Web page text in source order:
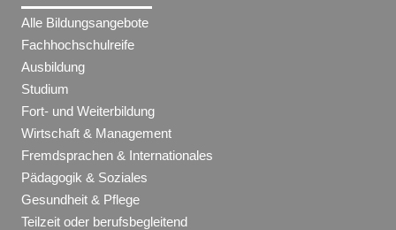
Alle Bildungsangebote
Fachhochschulreife
Ausbildung
Studium
Fort- und Weiterbildung
Wirtschaft & Management
Fremdsprachen & Internationales
Pädagogik & Soziales
Gesundheit & Pflege
Teilzeit oder berufsbegleitend